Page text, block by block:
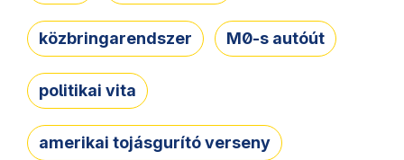
közbringarendszer M0-s autóút
politikai vita
amerikai tojásgurító verseny